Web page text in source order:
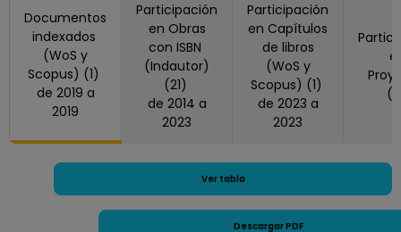
Documentos
indexados
(WoS y
Scopus) (1)
de 2019 a
2019
Participación
en Obras
con ISBN
(Indautor)
(21)
de 2014 a
2023
Participación
en Capítulos
de libros
(WoS y
Scopus) (1)
de 2023 a
2023
Ver tabla
Descargar PDF